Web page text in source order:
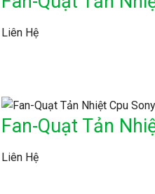
Liên Hệ
Fan-Quạt Tản
Liên Hệ